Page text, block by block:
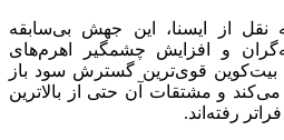
نقل از ایسنا، این جهش بی‌سابقه
و افزایش چشمگیر اهرم‌های
قوی‌ترین گسترش سود باز
۲۰۲۶ تجربه می‌کند و مشتقات آن حتی از بالاترین